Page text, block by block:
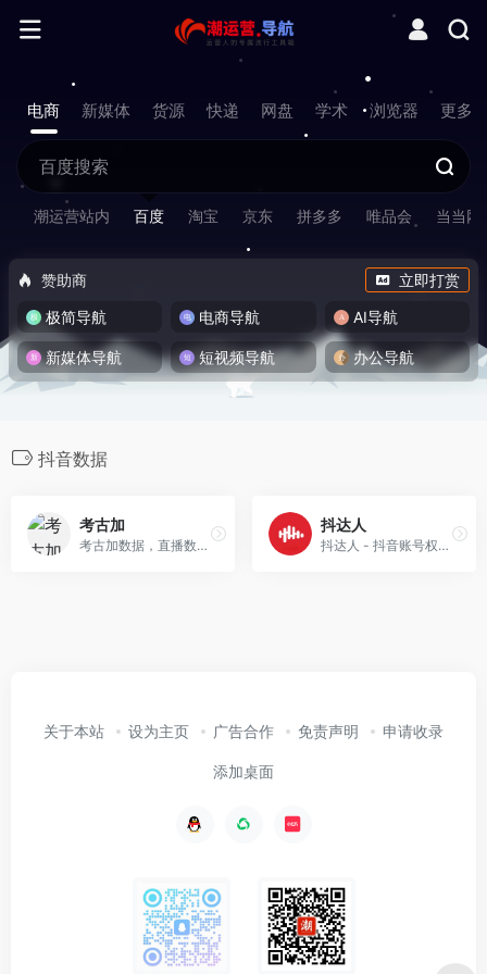
电商 新媒体 货源 快递 网盘 学术 浏览器 更多
潮运营站内 百度 淘宝 京东 拼多多 唯品会 当当网
赞助商
立即打赏
极简导航
电商导航 AI导航
新媒体导航 短视频导航 办公导航
抖音数据
考古加
考古加数据，直播数据查询，抖音小店数据，达人详细带货数据查询，送3天会员
抖达人
抖达人 - 抖音账号权重查询&amp;账号标签查询
关于本站 设为主页 广告合作 免责声明 申请收录
添加桌面